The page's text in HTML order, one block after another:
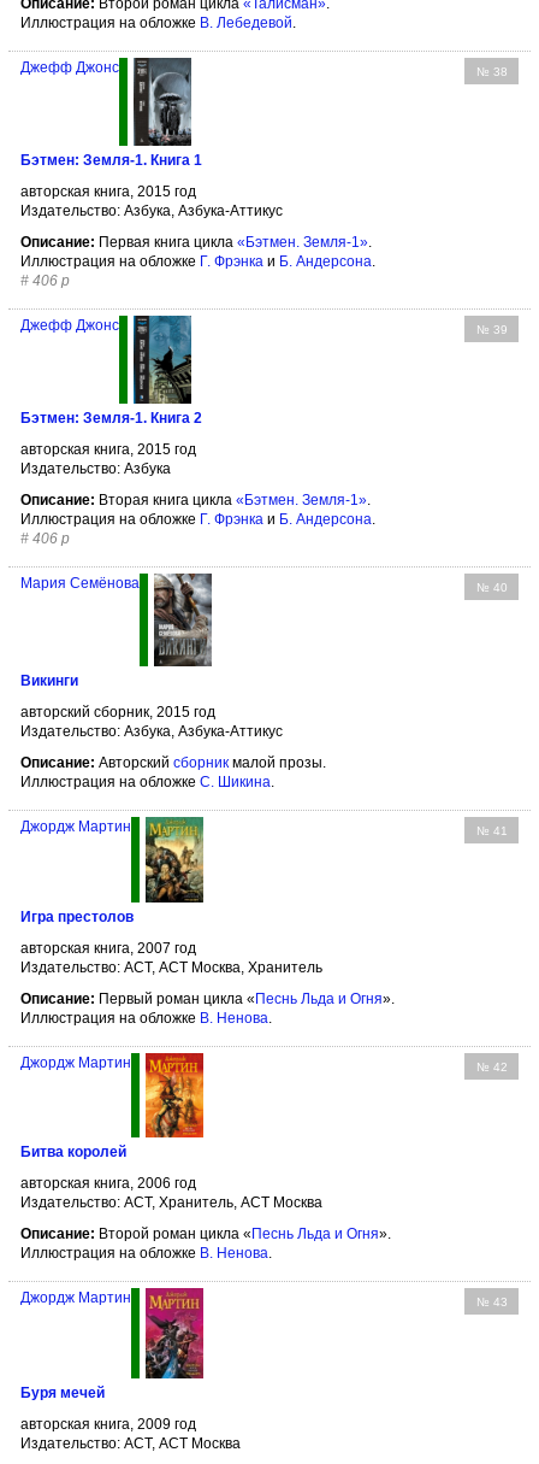
Описание: Второй роман цикла «Талисман».
Иллюстрация на обложке В. Лебедевой.
№ 38
Джефф Джонс
Бэтмен: Земля-1. Книга 1
авторская книга, 2015 год
Издательство: Азбука, Азбука-Аттикус
Описание: Первая книга цикла «Бэтмен. Земля-1»
Иллюстрация на обложке Г. Фрэнка и Б. Андерсона
# 406 р
№ 39
Джефф Джонс
Бэтмен: Земля-1. Книга 2
авторская книга, 2015 год
Издательство: Азбука
Описание: Вторая книга цикла «Бэтмен. Земля-1»
Иллюстрация на обложке Г. Фрэнка и Б. Андерсона
# 406 р
№ 40
Мария Семёнова
Викинги
авторский сборник, 2015 год
Издательство: Азбука, Азбука-Аттикус
Описание: Авторский сборник малой прозы.
Иллюстрация на обложке С. Шикина.
№ 41
Джордж Мартин
Игра престолов
авторская книга, 2007 год
Издательство: АСТ, АСТ Москва, Хранитель
Описание: Первый роман цикла «Песнь Льда и Огня».
Иллюстрация на обложке В. Ненова
№ 42
Джордж Мартин
Битва королей
авторская книга, 2006 год
Издательство: АСТ, Хранитель, АСТ Москва
Описание: Второй роман цикла «Песнь Льда и Огня».
Иллюстрация на обложке В. Ненова.
№ 43
Джордж Мартин
Буря мечей
авторская книга, 2009 год
Издательство: АСТ, АСТ Москва